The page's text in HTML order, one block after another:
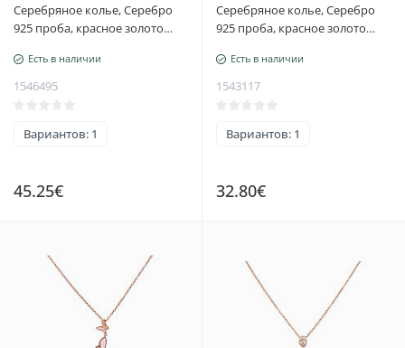
Серебряное колье, Серебро
925 проба, красное золото
длинаЕсть в наличии
1546495
Вариантов: 1
45.25€
Серебряное колье, Серебро
925 проба, красное золото
Есть в наличии
1543117
Вариантов: 1
32.80€